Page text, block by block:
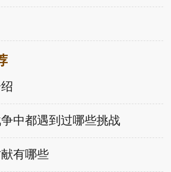
中都遇到过哪些挑战
有哪些